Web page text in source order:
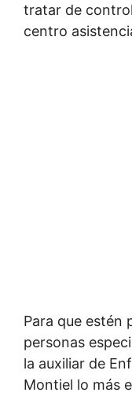
tratar de
centro
Para que estén
personas
la auxiliar de
Montiel lo más